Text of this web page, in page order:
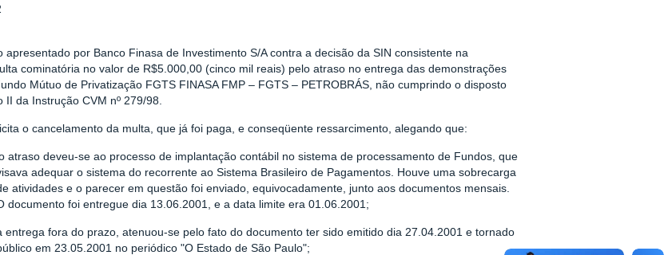
apresentado por Banco Finasa de Investimento S/A contra a decisão da SIN consistente na
cominatória no valor de R$5.000,00 (cinco mil reais) pelo atraso no entrega das demonstrações
Mútuo de Privatização FGTS FINASA FMP – FGTS – PETROBRÁS, não cumprindo o disposto
II da Instrução CVM nº 279/98.
o cancelamento da multa, que já foi paga, e conseqüente ressarcimento, alegando que:
atraso deveu-se ao processo de implantação contábil no sistema de processamento de Fundos, que
adequar o sistema do recorrente ao Sistema Brasileiro de Pagamentos. Houve uma sobrecarga
atividades e o parecer em questão foi enviado, equivocadamente, junto aos documentos mensais.
documento foi entregue dia 13.06.2001, e a data limite era 01.06.2001;
entrega fora do prazo, atenuou-se pelo fato do documento ter sido emitido dia 27.04.2001 e tornado
em 23.05.2001 no periódico "O Estado de São Paulo";